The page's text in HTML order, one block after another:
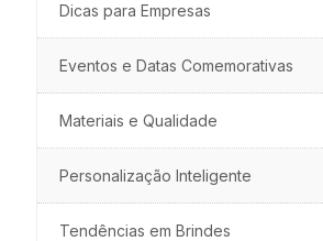
Dicas para Empresas
Eventos e Datas Comemorativas
Materiais e Qualidade
Personalização Inteligente
Tendências em Brindes